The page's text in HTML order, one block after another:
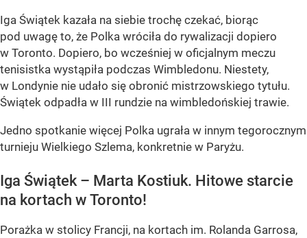
Iga Świątek kazała na siebie trochę czekać, biorąc
pod uwagę to, że Polka wróciła do rywalizacji dopiero
w Toronto. Dopiero, bo wcześniej w oficjalnym meczu
tenisistka wystąpiła podczas Wimbledonu. Niestety,
w Londynie nie udało się obronić mistrzowskiego tytułu.
Świątek odpadła w III rundzie na wimbledońskiej trawie.
Jedno spotkanie więcej Polka ugrała w innym tegorocznym
turnieju Wielkiego Szlema, konkretnie w Paryżu.
Iga Świątek – Marta Kostiuk. Hitowe starcie
na kortach w Toronto!
Porażka w stolicy Francji, na kortach im. Rolanda Garrosa,